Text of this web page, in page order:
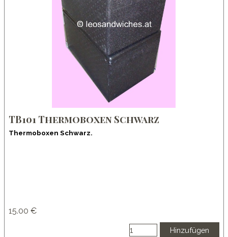
TB101 Thermoboxen Schwarz
Thermoboxen Schwarz.
15.00 €
Hinzufügen